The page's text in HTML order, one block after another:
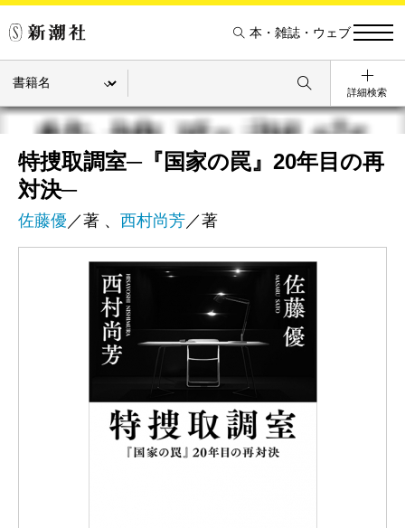
本・雑誌・ウェブ
詳細検索
特捜取調室─『国家の罠』20年目の再
対決─
佐藤優 ／著 、 西村尚芳／著